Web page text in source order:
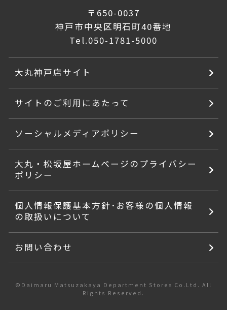
〒650-0037
神戸市中央区明石町40番地
Tel.050-1781-5000
大丸神戸店サイト
サイトのご利用にあたって
ソーシャルメディアポリシー
大丸・松坂屋ホームページのプライバシー
ポリシー
個人情報保護基本方針･お客様の個人情報
の取扱いについて
お問い合わせ
©Daimaru Matsuzakaya Department Stores Co.Ltd. All
Rights Reserved.